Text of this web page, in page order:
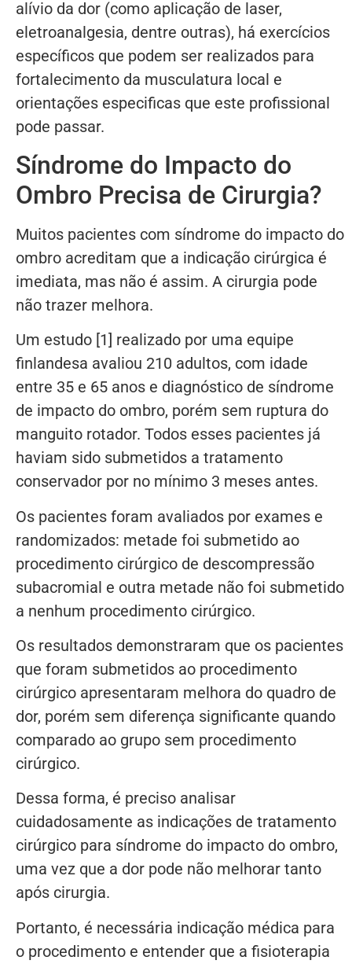
alívio da dor (como aplicação de laser,
eletroanalgesia, dentre outras), há exercícios
específicos que podem ser realizados para
fortalecimento da musculatura local e
orientações especificas que este profissional
pode passar.
Síndrome do Impacto do
Ombro Precisa de Cirurgia?
Muitos pacientes com síndrome do impacto do
ombro acreditam que a indicação cirúrgica é
imediata, mas não é assim. A cirurgia pode
não trazer melhora.
Um estudo [1] realizado por uma equipe
finlandesa avaliou 210 adultos, com idade
entre 35 e 65 anos e diagnóstico de síndrome
de impacto do ombro, porém sem ruptura do
manguito rotador. Todos esses pacientes já
haviam sido submetidos a tratamento
conservador por no mínimo 3 meses antes.
Os pacientes foram avaliados por exames e
randomizados: metade foi submetido ao
procedimento cirúrgico de descompressão
subacromial e outra metade não foi submetido
a nenhum procedimento cirúrgico.
Os resultados demonstraram que os pacientes
que foram submetidos ao procedimento
cirúrgico apresentaram melhora do quadro de
dor, porém sem diferença significante quando
comparado ao grupo sem procedimento
cirúrgico.
Dessa forma, é preciso analisar
cuidadosamente as indicações de tratamento
cirúrgico para síndrome do impacto do ombro,
uma vez que a dor pode não melhorar tanto
após cirurgia.
Portanto, é necessária indicação médica para
o procedimento e entender que a fisioterapia